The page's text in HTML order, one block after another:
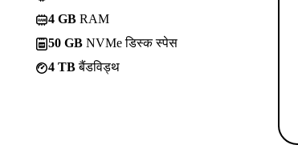
4 GB RAM
50 GB NVMe डिस्क स्पेस
4 TBबैंडविड्थ